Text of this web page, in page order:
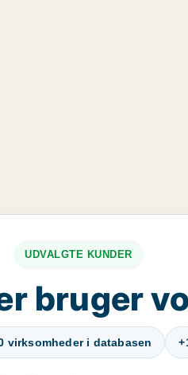
UDVALGTE KUNDER
bruger
virksomheder i databasen